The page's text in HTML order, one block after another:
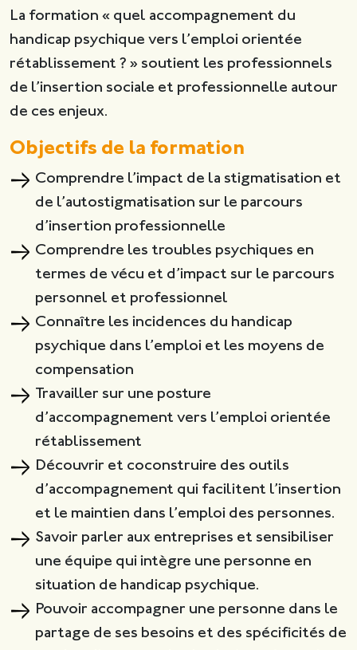
La formation « quel accompagnement du
handicap psychique vers l’emploi orientée
rétablissement ? » soutient les professionnels
de l’insertion sociale et professionnelle autour
de ces enjeux.
Objectifs de la formation
Comprendre l’impact de la stigmatisation et
de l’autostigmatisation sur le parcours
d’insertion professionnelle
Comprendre les troubles psychiques en
termes de vécu et d’impact sur le parcours
personnel et professionnel
Connaître les incidences du handicap
psychique dans l’emploi et les moyens de
compensation
Travailler sur une posture
d’accompagnement vers l’emploi orientée
rétablissement
Découvrir et coconstruire des outils
d’accompagnement qui facilitent l’insertion
et le maintien dans l’emploi des personnes.
Savoir parler aux entreprises et sensibiliser
une équipe qui intègre une personne en
situation de handicap psychique.
Pouvoir accompagner une personne dans le
partage de ses besoins et des spécificités de